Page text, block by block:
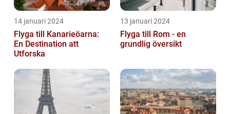
14 januari 2024
Flyga till Kanarieöarna:
En Destination att
Utforska
13 januari 2024
Flyga till Rom - en
grundlig översikt